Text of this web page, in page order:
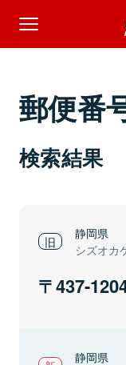
郵便番
検索結果
静岡県
シズオカ
437-
静岡県